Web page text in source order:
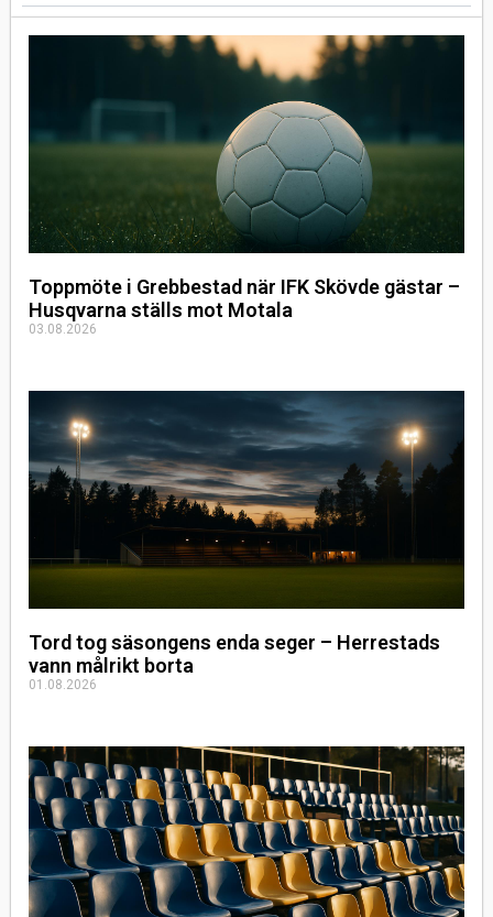
Toppmöte i Grebbestad när IFK Skövde gästar –
Husqvarna ställs mot Motala
03.08.2026
Tord tog säsongens enda seger – Herrestads
vann målrikt borta
01.08.2026